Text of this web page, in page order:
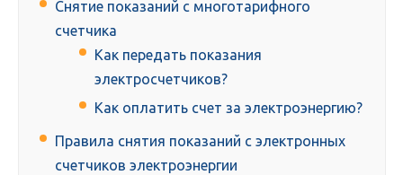
Снятие показаний с многотарифного
счетчика
Как передать показания
электросчетчиков?
Как оплатить счет за электроэнергию?
Правила снятия показаний с электронных
счетчиков электроэнергии